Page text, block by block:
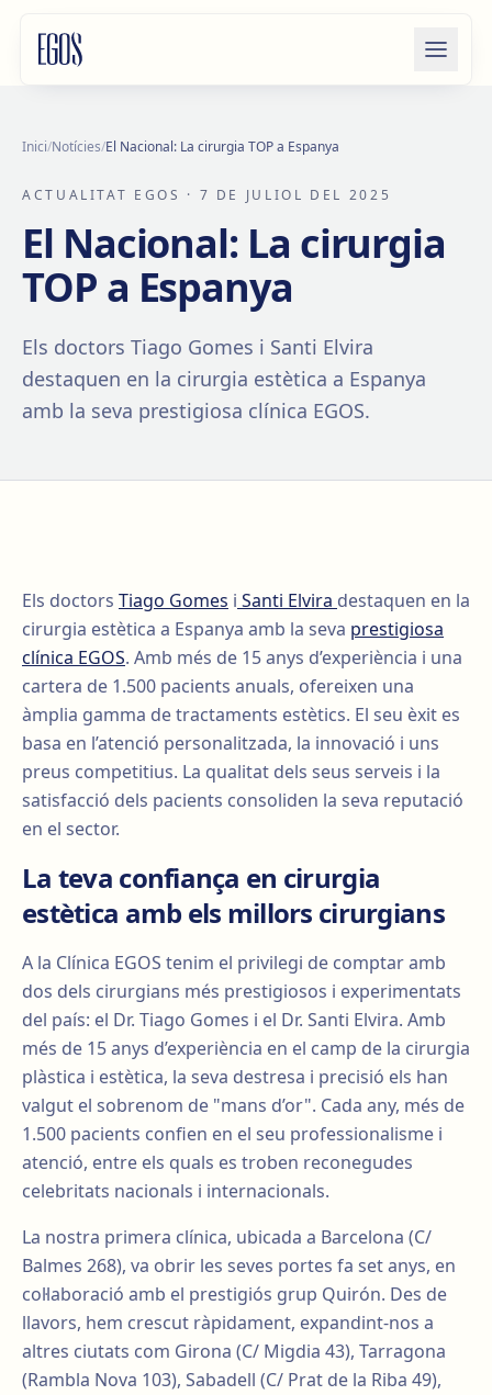
Inici/Notícies/El Nacional: La cirurgia TOP a Espanya
ACTUALITAT EGOS · 7 DE JULIOL DEL 2025
El Nacional: La cirurgia
TOP a Espanya
Els doctors Tiago Gomes i Santi Elvira
destaquen en la cirurgia estètica a Espanya
amb la seva prestigiosa clínica EGOS.
Els doctors Tiago Gomes i Santi Elvira destaquen en la
cirurgia estètica a Espanya amb la seva prestigiosa
clínica EGOS. Amb més de 15 anys d’experiència i una
cartera de 1.500 pacients anuals, ofereixen una
àmplia gamma de tractaments estètics. El seu èxit es
basa en l’atenció personalitzada, la innovació i uns
preus competitius. La qualitat dels seus serveis i la
satisfacció dels pacients consoliden la seva reputació
en el sector.
La teva confiança en cirurgia
estètica amb els millors cirurgians
A la Clínica EGOS tenim el privilegi de comptar amb
dos dels cirurgians més prestigiosos i experimentats
del país: el Dr. Tiago Gomes i el Dr. Santi Elvira. Amb
més de 15 anys d’experiència en el camp de la cirurgia
plàstica i estètica, la seva destresa i precisió els han
valgut el sobrenom de "mans d’or". Cada any, més de
1.500 pacients confien en el seu professionalisme i
atenció, entre els quals es troben reconegudes
celebritats nacionals i internacionals.
La nostra primera clínica, ubicada a Barcelona (C/
Balmes 268), va obrir les seves portes fa set anys, en
col·laboració amb el prestigiós grup Quirón. Des de
llavors, hem crescut ràpidament, expandint-nos a
altres ciutats com Girona (C/ Migdia 43), Tarragona
(Rambla Nova 103), Sabadell (C/ Prat de la Riba 49),